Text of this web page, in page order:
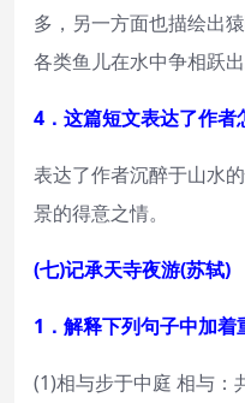
多，另一方面也描绘出
各类鱼儿在水中争相跃
4．这篇短文表达了作者
表达了作者沉醉于山水
景的得意之情。
(七)记承天寺夜游(苏轼)
1．解释下列句子中加着
(1)相与步于中庭 相与：